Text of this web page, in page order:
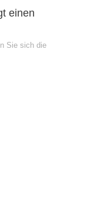
einen
Sie sich die